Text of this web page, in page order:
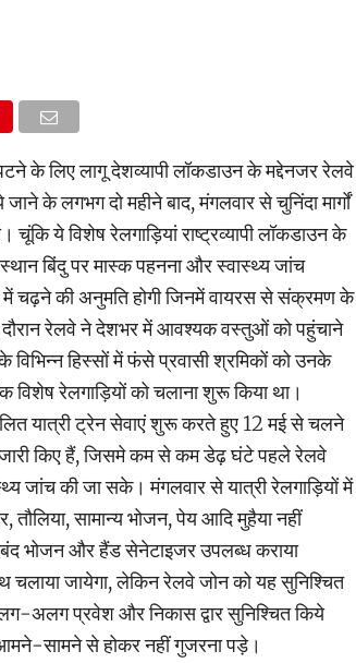
के लिए लागू देशव्यापी लॉकडाउन के मद्देनजर रेलवे
जाने के लगभग दो महीने बाद, मंगलवार से चुनिंदा मार्गों
चूंकि ये विशेष रेलगाड़ियां राष्ट्रव्यापी लॉकडाउन के
बिंदु पर मास्क पहनना और स्वास्थ्य जांच
में चढ़ने की अनुमति होगी जिनमें वायरस से संक्रमण के
रेलवे ने देशभर में आवश्यक वस्तुओं को पहुंचाने
हिस्सों में फंसे प्रवासी श्रमिकों को उनके
विशेष रेलगाड़ियों को चलाना शुरू किया था।
यात्री ट्रेन सेवाएं शुरू करते हुए 12 मई से चलने
जारी किए हैं, जिसमे कम से कम डेढ़ घंटे पहले रेलवे
जांच की जा सके। मंगलवार से यात्री रेलगाड़ियों में
तौलिया, सामान्य भोजन, पेय आदि मुहैया नहीं
भोजन और हैंड सेनेटाइजर उपलब्ध कराया
चलाया जायेगा, लेकिन रेलवे जोन को यह सुनिश्चित
अलग प्रवेश और निकास द्वार सुनिश्चित किये
सामने से होकर नहीं गुजरना पड़े।